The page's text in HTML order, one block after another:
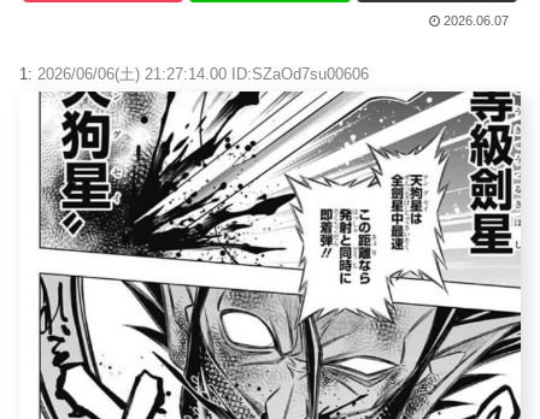
2026.06.07
1: 2026/06/06(土) 21:27:14.00 ID:SZaOd7su00606